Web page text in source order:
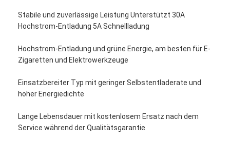
Stabile und zuverlässige Leistung Unterstützt 30A
Hochstrom-Entladung 5A Schnellladung
Hochstrom-Entladung und grüne Energie, am besten für E-
Zigaretten und Elektrowerkzeuge
Einsatzbereiter Typ mit geringer Selbstentladerate und
hoher Energiedichte
Lange Lebensdauer mit kostenlosem Ersatz nach dem
Service während der Qualitätsgarantie